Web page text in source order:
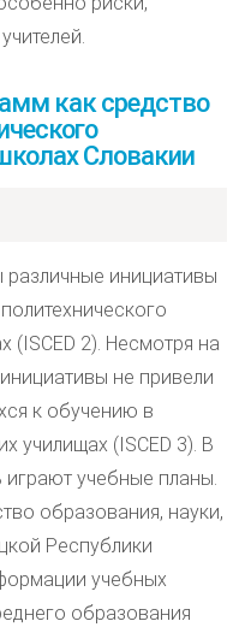
как средство
Словакии
инициативы
(ISCED 2). Несмотря на
не привели
к обучению в
училищах (ISCED 3). В
учебные планы.
образования, науки,
Республики
учебных
образования